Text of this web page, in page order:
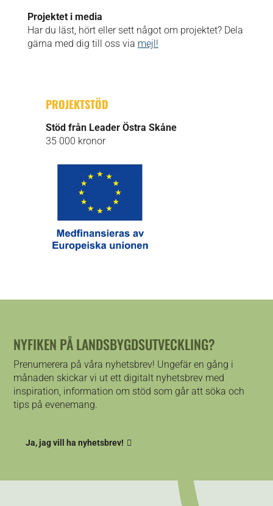
Projektet i media
Har du läst, hört eller sett något om projektet? Dela
gärna med dig till oss via mejl!
PROJEKTSTÖD
Stöd från Leader Östra Skåne
35 000 kronor
NYFIKEN PÅ LANDSBYGDSUTVECKLING?
Prenumerera på våra nyhetsbrev! Ungefär en gång i
månaden skickar vi ut ett digitalt nyhetsbrev med
inspiration, information om stöd som går att söka och
tips på evenemang.
Ja, jag vill ha nyhetsbrev!